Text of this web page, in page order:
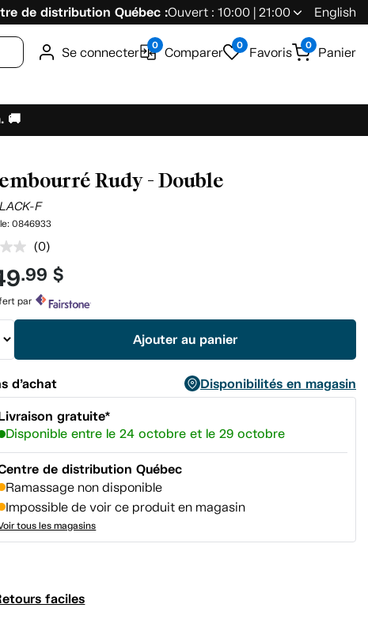
de distribution Québec :Ouvert : 10:00 | 21:00 English
Se connecter 0 Comparer 0 Favoris 0 Panier
🚚
Rudy - Double
F
0846933
Aucune
cote
pour
produit.
(0)
.99 $
par
Ajouter au panier
d’achat
Disponibilités en magasin
gratuite*
Disponible entre le 24 octobre et le 29 octobre
de distribution Québec
Ramassage non disponible
Impossible de voir ce produit en magasin
tous les magasins
faciles